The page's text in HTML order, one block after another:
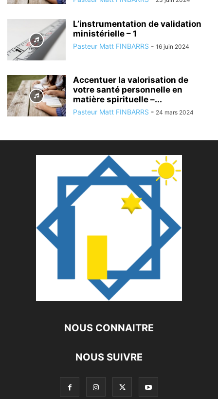
L’instrumentation de validation
ministérielle – 1
Pasteur Matt FINBARRS - 16 juin 2024
Accentuer la valorisation de
votre santé personnelle en
matière spirituelle –...
Pasteur Matt FINBARRS - 24 mars 2024
NOUS CONNAITRE
NOUS SUIVRE